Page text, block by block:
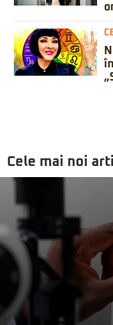
Cele mai noi